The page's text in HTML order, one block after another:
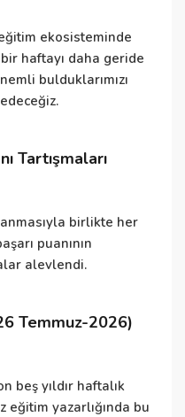
ekosisteminde
haftayı daha geride
bulduklarımızı
Tartışmaları
birlikte her
puanının
alevlendi.
Temmuz-2026)
beş yıldır haftalık
eğitim yazarlığında bu